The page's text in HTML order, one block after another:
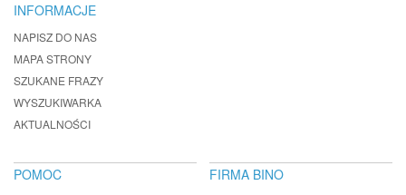
INFORMACJE
NAPISZ DO NAS
MAPA STRONY
SZUKANE FRAZY
WYSZUKIWARKA
AKTUALNOŚCI
POMOC FIRMA BINO